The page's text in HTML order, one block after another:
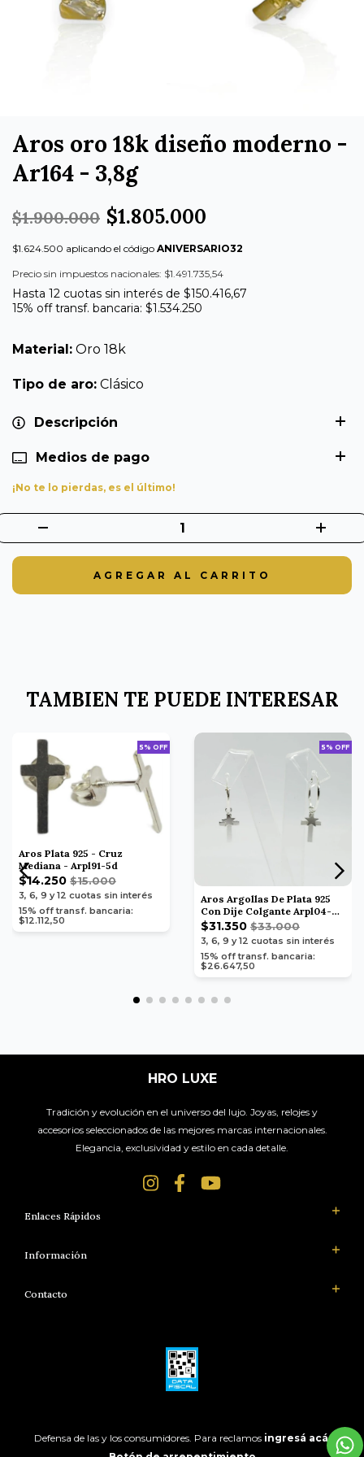
Aros oro 18k diseño moderno -
Ar164 - 3,8g
$1.900.000 $1.805.000
$1.624.500 aplicando el código ANIVERSARIO32
Precio sin impuestos nacionales: $1.491.735,54
Hasta 12 cuotas sin interés de $150.416,67
15% off transf. bancaria: $1.534.250
Material: Oro 18k
Tipo de aro: Clásico
Descripción
Medios de pago
¡No te lo pierdas, es el último!
TAMBIEN TE PUEDE INTERESAR
5% OFF
Aros Plata 925 - Cruz
Mediana - Arpl91-5d
$14.250 $15.000
3, 6, 9 y 12 cuotas sin interés
15% off transf. bancaria:
$12.112,50
5% OFF
Aros Argollas De Plata 925
Con Dije Colgante Arpl04-
11d
$31.350 $33.000
3, 6, 9 y 12 cuotas sin interés
15% off transf. bancaria:
$26.647,50
HRO LUXE
Tradición y evolución en el universo del lujo. Joyas, relojes y
accesorios seleccionados de las mejores marcas internacionales.
Elegancia, exclusividad y estilo en cada detalle.
Enlaces Rápidos
Información
Contacto
Defensa de las y los consumidores. Para reclamos ingresá acá.